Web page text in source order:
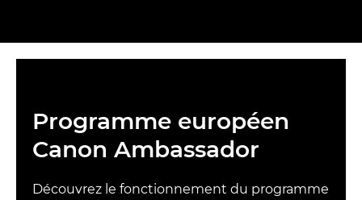
Programme européen
Canon Ambassador
Découvrez le fonctionnement du programme